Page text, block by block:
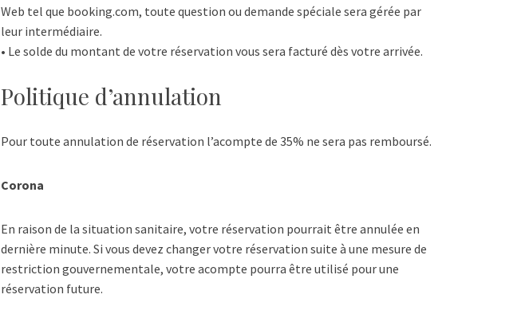
Web tel que booking.com, toute question ou demande spéciale sera gérée par
leur intermédiaire.
• Le solde du montant de votre réservation vous sera facturé dès votre arrivée.
Politique d’annulation
Pour toute annulation de réservation l’acompte de 35% ne sera pas remboursé.
Corona
En raison de la situation sanitaire, votre réservation pourrait être annulée en
dernière minute. Si vous devez changer votre réservation suite à une mesure de
restriction gouvernementale, votre acompte pourra être utilisé pour une
réservation future.